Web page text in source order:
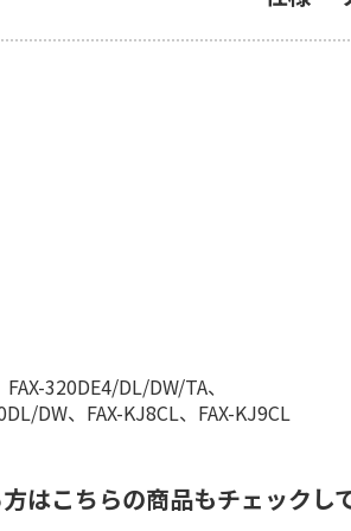
320DE4/DL/DW/TA、
DW、FAX-KJ8CL、FAX-KJ9CL
はこちらの商品もチェックし